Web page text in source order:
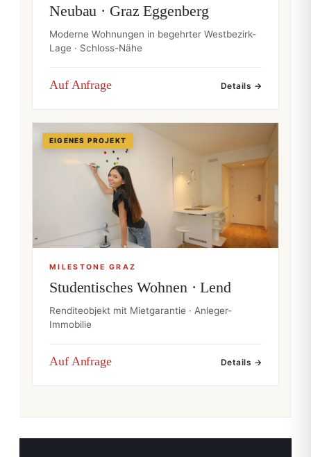
Neubau · Graz Eggenberg
Moderne Wohnungen in begehrter Westbezirk-
Lage · Schloss-Nähe
Auf Anfrage Details →
EIGENES PROJEKT
MILESTONE GRAZ
Studentisches Wohnen · Lend
Renditeobjekt mit Mietgarantie · Anleger-
Immobilie
Auf Anfrage Details →